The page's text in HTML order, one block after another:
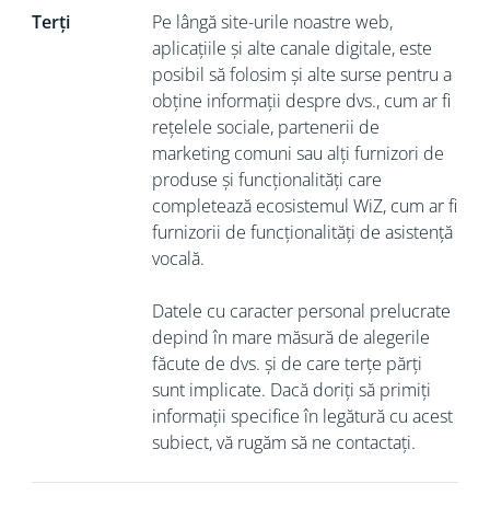
Terți
Pe lângă site-urile noastre web,
aplicațiile și alte canale digitale, este
posibil să folosim și alte surse pentru a
obține informații despre dvs., cum ar fi
rețelele sociale, partenerii de
marketing comuni sau alți furnizori de
produse și funcționalități care
completează ecosistemul WiZ, cum ar fi
furnizorii de funcționalități de asistență
vocală.
Datele cu caracter personal prelucrate
depind în mare măsură de alegerile
făcute de dvs. și de care terțe părți
sunt implicate. Dacă doriți să primiți
informații specifice în legătură cu acest
subiect, vă rugăm să ne contactați.